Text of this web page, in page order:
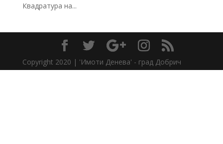
Квадратура на...
Copyright 2020 | 'Имоти Денева' - град Добрич